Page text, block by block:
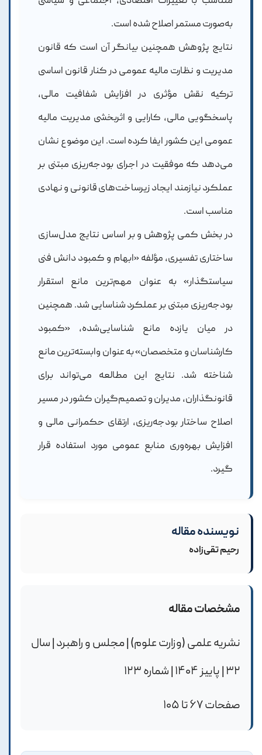
به‌صورت مستمر اصلاح شده است.
نتایج پژوهش همچنین بیانگر آن است که قانون
مدیریت و نظارت مالیه عمومی در کنار قانون اساسی
ترکیه نقش مؤثری در افزایش شفافیت مالی،
پاسخگویی مالی، کارایی و اثربخشی مدیریت مالیه
عمومی این کشور ایفا کرده است. این موضوع نشان
می‌دهد که موفقیت در اجرای بودجه‌ریزی مبتنی بر
عملکرد نیازمند ایجاد زیرساخت‌های قانونی و نهادی
مناسب است.
در بخش کمی پژوهش و بر اساس نتایج مدل‌سازی
ساختاری تفسیری، مؤلفه «ابهام و کمبود دانش فنی
سیاستگذار» به عنوان مهم‌ترین مانع استقرار
بودجه‌ریزی مبتنی بر عملکرد شناسایی شد. همچنین
در میان یازده مانع شناسایی‌شده، «کمبود
کارشناسان و متخصصان» به عنوان وابسته‌ترین مانع
شناخته شد. نتایج این مطالعه می‌تواند برای
قانونگذاران، مدیران و تصمیم‌گیران کشور در مسیر
اصلاح ساختار بودجه‌ریزی، ارتقای حکمرانی مالی و
افزایش بهره‌وری منابع عمومی مورد استفاده قرار
گیرد.
نویسنده مقاله
رحیم تقی‌زاده
مشخصات مقاله
نشریه علمی (وزارت علوم) | مجلس و راهبرد | سال
۳۲ | پاییز ۱۴۰۴ | شماره ۱۲۳
صفحات ۶۷ تا ۱۰۵